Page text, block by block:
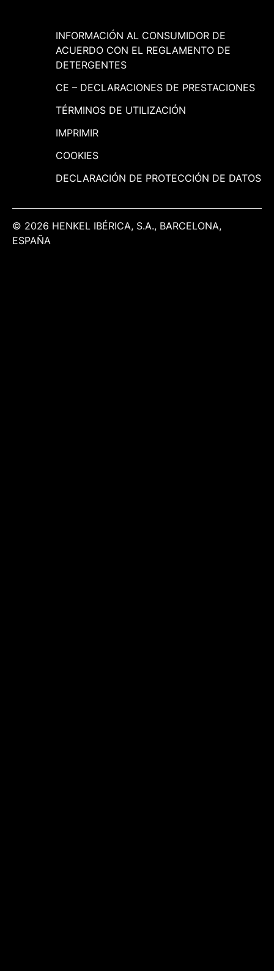
INFORMACIÓN AL CONSUMIDOR DE
ACUERDO CON EL REGLAMENTO DE
DETERGENTES
CE – DECLARACIONES DE PRESTACIONES
TÉRMINOS DE UTILIZACIÓN
IMPRIMIR
COOKIES
DECLARACIÓN DE PROTECCIÓN DE DATOS
© 2026 HENKEL IBÉRICA, S.A., BARCELONA,
ESPAÑA